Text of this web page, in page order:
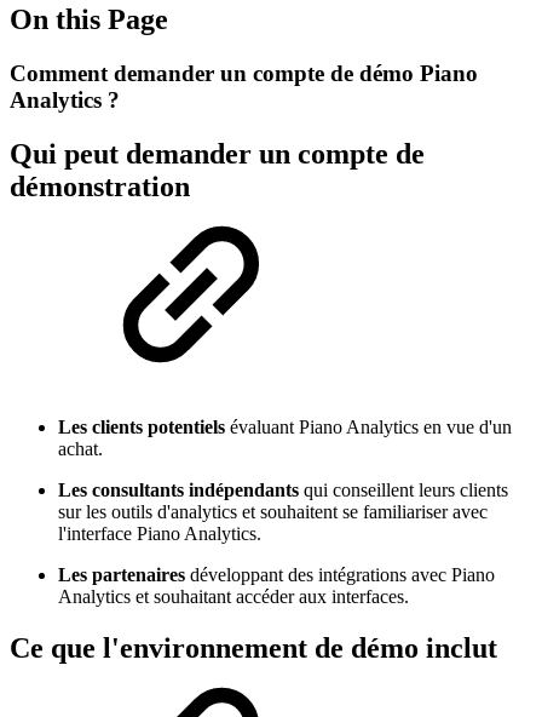
On this Page
Comment demander un compte de démo Piano
Analytics ?
Qui peut demander un compte de
démonstration
Les clients potentiels évaluant Piano Analytics en vue d'un
achat.
Les consultants indépendants qui conseillent leurs clients
sur les outils d'analytics et souhaitent se familiariser avec
l'interface Piano Analytics.
Les partenaires développant des intégrations avec Piano
Analytics et souhaitant accéder aux interfaces.
Ce que l'environnement de démo inclut